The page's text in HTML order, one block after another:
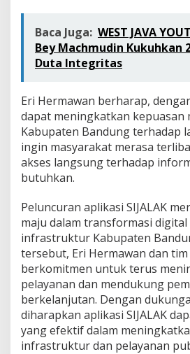
Baca Juga: WEST JAVA
Bey Machmudin Kukuhkan
Duta Integritas
Eri Hermawan berharap,
dapat meningkatkan kepuasan
Kabupaten Bandung terhadap
ingin masyarakat merasa
akses langsung terhadap
butuhkan.
Peluncuran aplikasi SIJALAK
maju dalam transformasi
infrastruktur Kabupaten
tersebut, Eri Hermawan dan tim
berkomitmen untuk terus
pelayanan dan mendukung
berkelanjutan. Dengan
diharapkan aplikasi SIJALAK
yang efektif dalam
infrastruktur dan pelayanan